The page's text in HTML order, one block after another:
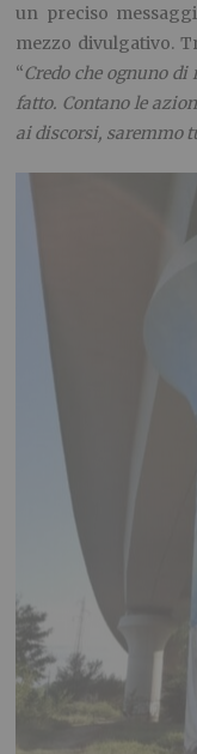
un preciso
mezzo divulgativo.
“Credo che ognuno di
fatto. Contano le
ai discorsi, saremmo